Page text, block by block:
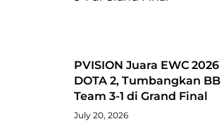
PVISION Juara EWC 2026
DOTA 2, Tumbangkan BB
Team 3-1 di Grand Final
July 20, 2026